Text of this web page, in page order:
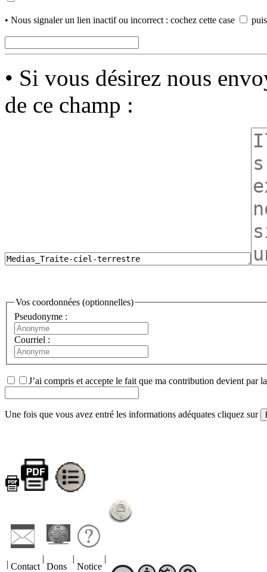
• Nous signaler un lien inactif ou incorrect : cochez cette case
• Si vous désirez nous
de ce champ :
Vos coordonnées (optionnelles)
Pseudonyme :
Courriel :
J’ai compris et accepte le fait que ma contribution devient par
Une fois que vous avez entré les informations adéquates cliquez sur
| Contact
|
Dons
|
Notice
|